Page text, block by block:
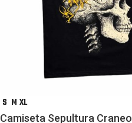
S M XL
Camiseta Sepultura Craneo